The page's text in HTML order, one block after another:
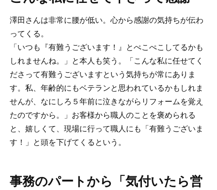
澤田さんは非常に腰が低い。心から感謝の気持ちが伝わ
ってくる。
「いつも『有難うございます！』とぺこぺこしてるかも
しれませんね。」と本人も笑う。「こんな私に任せてく
ださって有難うございますという気持ちが常にありま
す。私、年齢的にもベテランと思われているかもしれま
せんが、なにしろ５年前に泣きながらリフォームを覚え
たのですから。」お客様から職人のことを褒められる
と、嬉しくて、現場に行って職人にも「有難うございま
す！」と頭を下げてくるという。
事務のパートから「気付いたら営